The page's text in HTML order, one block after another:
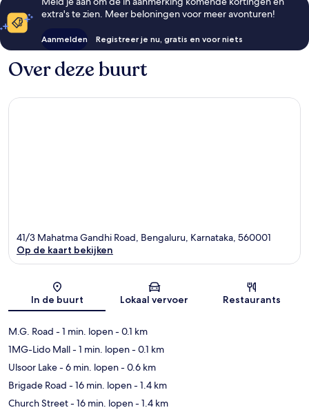
extra's te zien. Meer beloningen voor meer avonturen!
Aanmelden Registreer je nu, gratis en voor niets
Over deze buurt
Kaart
41/3 Mahatma Gandhi Road, Bengaluru, Karnataka, 560001
Op de kaart bekijken
In de buurt Lokaal vervoer Restaurants
M.G. Road - 1 min. lopen- 0.1 km
1MG-Lido Mall- 1 min. lopen- 0.1 km
Ulsoor Lake- 6 min. lopen- 0.6 km
Brigade Road - 16 min. lopen- 1.4 km
Church Street- 16 min. lopen- 1.4 km